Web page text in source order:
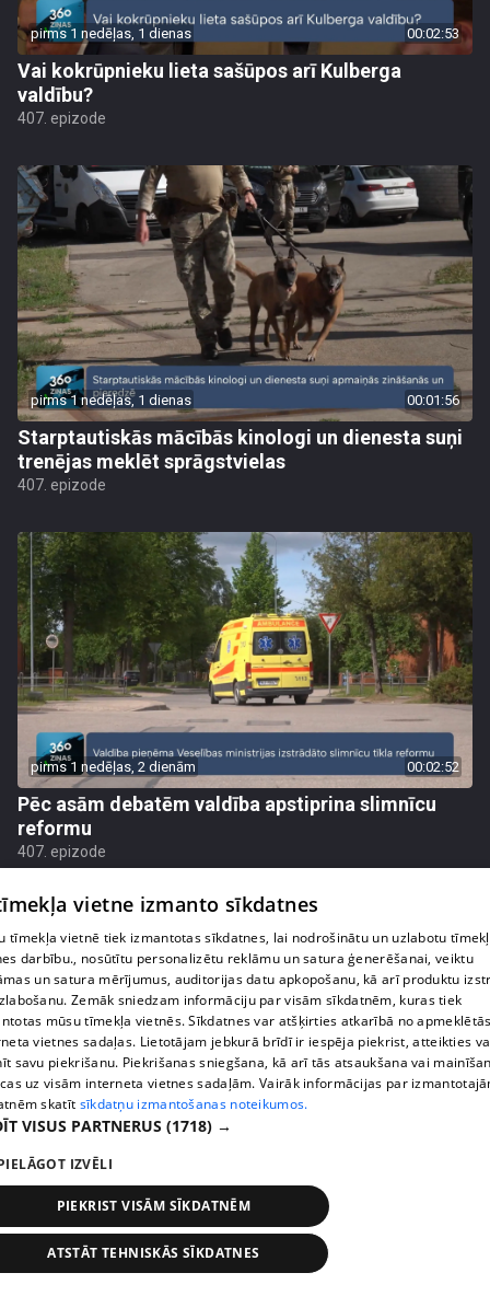
pirms 1 nedēļas, 1 dienas 00:02:53
Vai kokrūpnieku lieta sašūpos arī Kulberga
valdību?
407. epizode
pirms 1 nedēļas, 1 dienas 00:01:56
Starptautiskās mācībās kinologi un dienesta suņi
trenējas meklēt sprāgstvielas
407. epizode
pirms 1 nedēļas, 2 dienām 00:02:52
Pēc asām debatēm valdība apstiprina slimnīcu
reformu
407. epizode
pirms 1 nedēļas, 2 dienām
Barkavā sākas kapelmeistaru mācības, lai nodotu
tautas muzicēšanas prasmes nākamajām
407. epizode
vietne izmanto sīkdatnes
tīmekļa vietnē tiek izmantotas sīkdatnes, lai nodrošinātu un uzlabotu
darbību., nosūtītu personalizētu reklāmu un satura ģenerēšanai, veiktu
un satura mērījumus, auditorijas datu apkopošanu, kā arī produktu
Zemāk sniedzam informāciju par visām sīkdatnēm, kuras tiek
mūsu tīmekļa vietnēs. Sīkdatnes var atšķirties atkarībā no
vietnes sadaļas. Lietotājam jebkurā brīdī ir iespēja piekrist, atteikties
savu piekrišanu. Piekrišanas sniegšana, kā arī tās atsaukšana vai
uz visām interneta vietnes sadaļām. Vairāk informācijas par
skatīt sīkdatņu izmantošanas noteikumos.
VISUS PARTNERUS (1718) →
IZVĒLI
PIEKRIST VISĀM SĪKDATNĒM
ATSTĀT TEHNISKĀS SĪKDATNES